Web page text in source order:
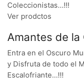
Coleccionistas…!!!
Ver prodctos
Amantes de la
Entra en el Oscuro
y Disfruta de todo el
Escalofriante…!!!